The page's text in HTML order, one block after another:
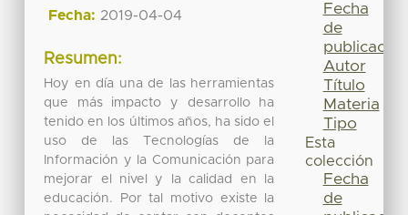
Fecha: 2019-04-04
Resumen:
Hoy en día una de las herramientas
que más impacto y desarrollo ha
tenido en los últimos años, ha sido el
uso de las Tecnologías de la
Información y la Comunicación para
mejorar el nivel y la calidad en la
educación. Por tal motivo existe la
Fecha
de
publicación
Autor
Título
Materia
Tipo
Esta
colección
Fecha
de